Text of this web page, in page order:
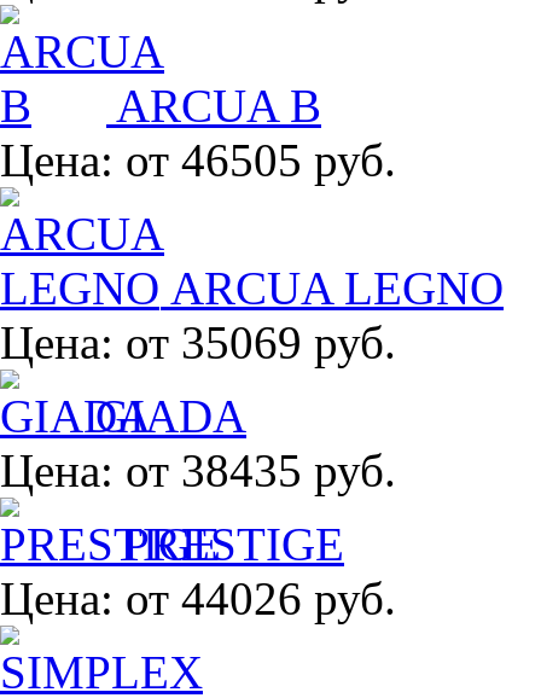
ARCUA B
Цена: от 46505 руб.
ARCUA LEGNO
Цена: от 35069 руб.
GIADA
Цена: от 38435 руб.
PRESTIGE
Цена: от 44026 руб.